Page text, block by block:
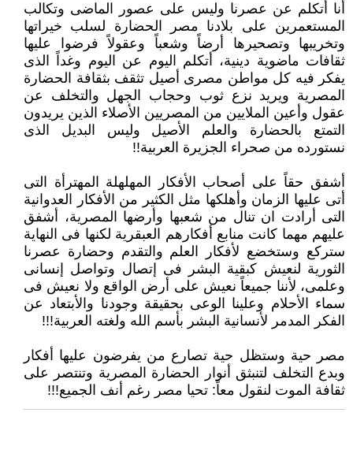
أنا أتكلم عن عصرنا وليس على عصور الماضى وتكالب
المستعمرين على بلادنا مصر الحضارة لسلب خيراتها
وتخريبها وتصحيرها أرضاً ‏وشعباً وعقولاً فرضوا عليها
ثقافات ماضوية دينية، أتكلم اليوم عن اليوم وغداً الذى
يفكر فيه كل مواطن مصرى أصيل تثقف بثقافة ‏الحضارة
المصرية ويريد نزع ثوب وحجاب الجهل والتخلف عن
عقول وأعين الملايين من المصريين الأصلاء الذين يريدون
التمتع ‏بالحضارة والعلم الأصيل وليس البديل الذى
نستورده من صحراء الجزيرة العربية!!‏
أشفق حقاً على أصحاب الأفكار المهلهلة المهترأة التى
أتى عليها الزمان وأهلكها مثل الكثير من الأفكار العدوانية
التى أرادت ان تنال من ‏شعبها وأرضها المصرية، أشفق
عليهم مهما كانت منابع أفكارهم العبقرية لكنها فى النهاية
ستركع وستخضع لأفكار العلم والتقدم وحضارة ‏عصرنا
الثورية لنعيش كبقية البشر فى إتصال وتواصل إنسانى
وعلمى، لأننا جميعاً نعيش على أرض الواقع ولا نعيش فى
سماء الأحلام ‏وعلينا الوعى بحقيقة وجودنا والأبتعاد عن
الفكر المدمر لأنسانية البشر بأسم الله ولغته العربية!!!‏
مصر حية وستظل حية تصارع من يفرضون عليها أفكار
وبدع التخلف لتنبثق أنوار الحضارة المصرية وتنتصر على
ثقافة الموت لنقول ‏معاً: تحيا مصر رغم أنف الجميع!!!‏